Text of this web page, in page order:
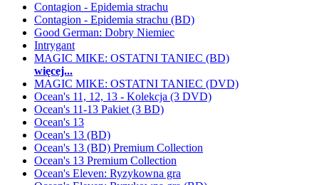
Contagion - Epidemia strachu
Contagion - Epidemia strachu (BD)
Good German: Dobry Niemiec
Intrygant
MAGIC MIKE: OSTATNI TANIEC (BD)
więcej...
MAGIC MIKE: OSTATNI TANIEC (DVD)
Ocean's 11, 12, 13 - Kolekcja (3 DVD)
Ocean's 11-13 Pakiet (3 BD)
Ocean's 13
Ocean's 13 (BD)
Ocean's 13 (BD) Premium Collection
Ocean's 13 Premium Collection
Ocean's Eleven: Ryzykowna gra